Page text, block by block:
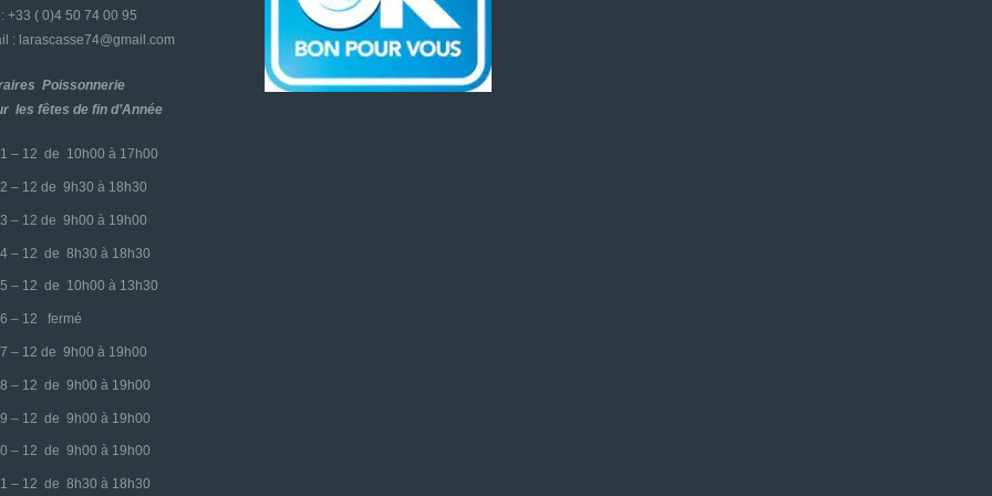
: +33 ( 0)4 50 74 00 95
: larascasse74@gmail.com
Poissonnerie
les fêtes de fin d’Année
– 12 de 10h00 à 17h00
– 12 de 9h30 à 18h30
– 12 de 9h00 à 19h00
– 12 de 8h30 à 18h30
– 12 de 10h00 à 13h30
– 12 fermé
– 12 de 9h00 à 19h00
– 12 de 9h00 à 19h00
– 12 de 9h00 à 19h00
– 12 de 9h00 à 19h00
– 12 de 8h30 à 18h30